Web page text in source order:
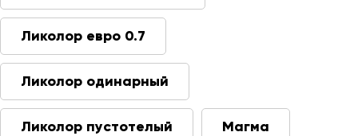
Ликолор евро 0.7
Ликолор одинарный
Ликолор пустотелый Магма